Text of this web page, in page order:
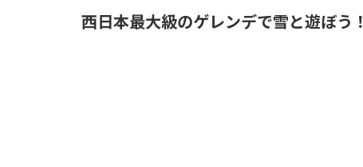
西日本最大級のゲレンデで雪と遊ぼう！